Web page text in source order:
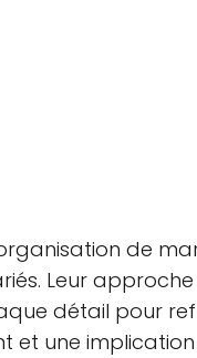
de
Leur
détail pour
et une